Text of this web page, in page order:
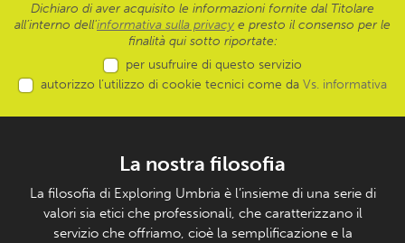
Dichiaro di aver acquisito le informazioni fornite dal Titolare
all’interno dell'informativa sulla privacy e presto il consenso per le
finalità qui sotto riportate:
per usufruire di questo servizio
autorizzo l’utilizzo di cookie tecnici come da Vs. informativa
La nostra filosofia
La filosofia di Exploring Umbria è l’insieme di una serie di
valori sia etici che professionali, che caratterizzano il
servizio che offriamo, cioè la semplificazione e la